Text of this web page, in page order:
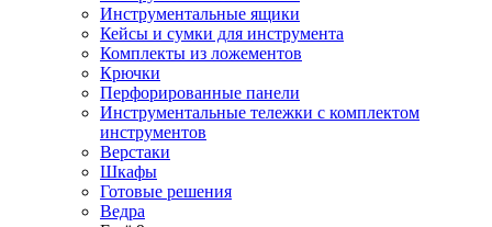
Инструментальные ящики
Кейсы и сумки для инструмента
Комплекты из ложементов
Крючки
Перфорированные панели
Инструментальные тележки с комплектом
инструментов
Верстаки
Шкафы
Готовые решения
Ведра